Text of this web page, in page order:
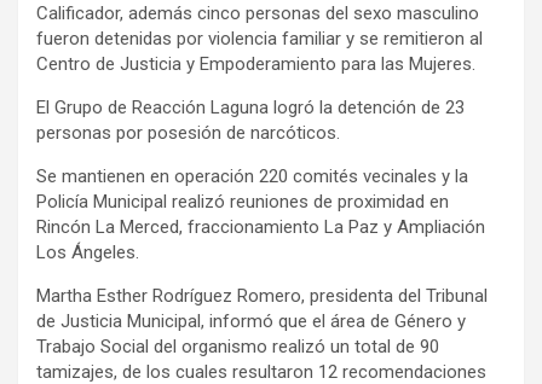
Calificador, además cinco personas del sexo masculino
fueron detenidas por violencia familiar y se remitieron al
Centro de Justicia y Empoderamiento para las Mujeres.
El Grupo de Reacción Laguna logró la detención de 23
personas por posesión de narcóticos.
Se mantienen en operación 220 comités vecinales y la
Policía Municipal realizó reuniones de proximidad en
Rincón La Merced, fraccionamiento La Paz y Ampliación
Los Ángeles.
Martha Esther Rodríguez Romero, presidenta del Tribunal
de Justicia Municipal, informó que el área de Género y
Trabajo Social del organismo realizó un total de 90
tamizajes, de los cuales resultaron 12 recomendaciones